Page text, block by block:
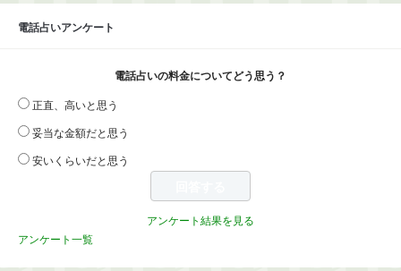
電話占いアンケート
電話占いの料金についてどう思う？
正直、高いと思う
妥当な金額だと思う
安いくらいだと思う
アンケート結果を見る
アンケート一覧